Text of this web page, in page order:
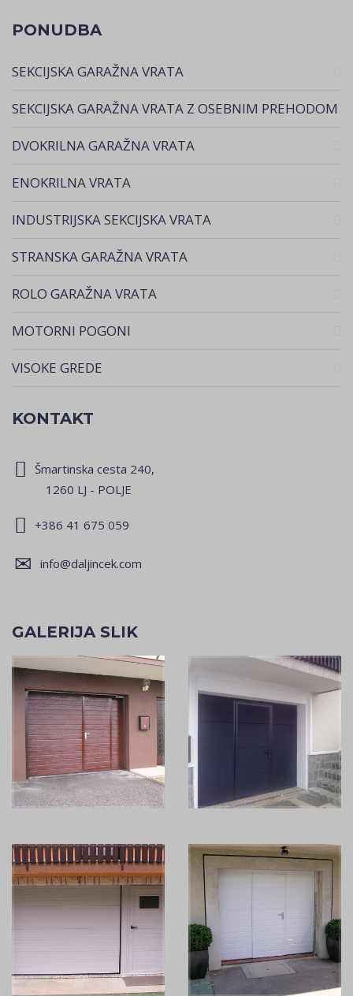
PONUDBA
SEKCIJSKA GARAŽNA VRATA
SEKCIJSKA GARAŽNA VRATA Z OSEBNIM PREHODOM
DVOKRILNA GARAŽNA VRATA
ENOKRILNA VRATA
INDUSTRIJSKA SEKCIJSKA VRATA
STRANSKA GARAŽNA VRATA
ROLO GARAŽNA VRATA
MOTORNI POGONI
VISOKE GREDE
KONTAKT
Šmartinska cesta 240,
1260 LJ - POLJE
+386 41 675 059
info@daljincek.com
GALERIJA SLIK